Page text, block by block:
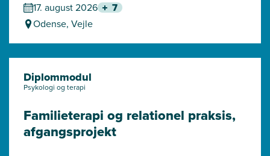
17. august 2026
7
Odense, Vejle
Diplommodul
Psykologi og terapi
Familieterapi og relationel praksis,
afgangsprojekt